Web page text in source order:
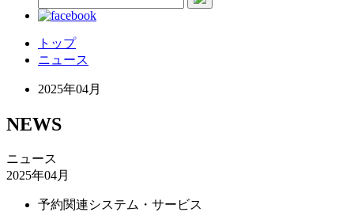
トップ
ニュース
2025年04月
NEWS
ニュース
2025年04月
予約関連システム・サービス